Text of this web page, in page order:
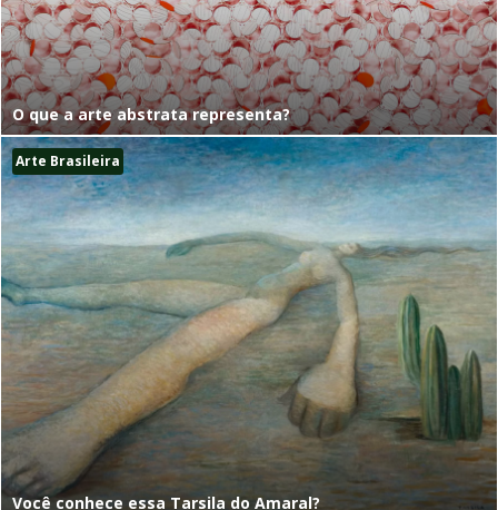
O que a arte abstrata representa?
Arte Brasileira
Você conhece essa Tarsila do Amaral?